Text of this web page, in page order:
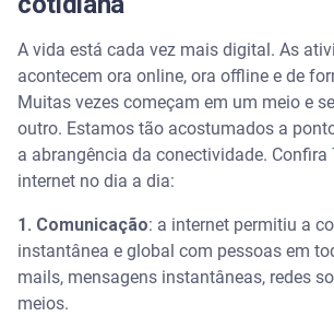
A vida está cada vez mais digital. As
acontecem ora online, ora offline e de
Muitas vezes começam em um meio e
outro. Estamos tão acostumados a
a abrangência da conectividade.
internet no dia a dia:
1. Comunicação: a internet permitiu a
instantânea e global com pessoas em
mails, mensagens instantâneas, redes
meios.